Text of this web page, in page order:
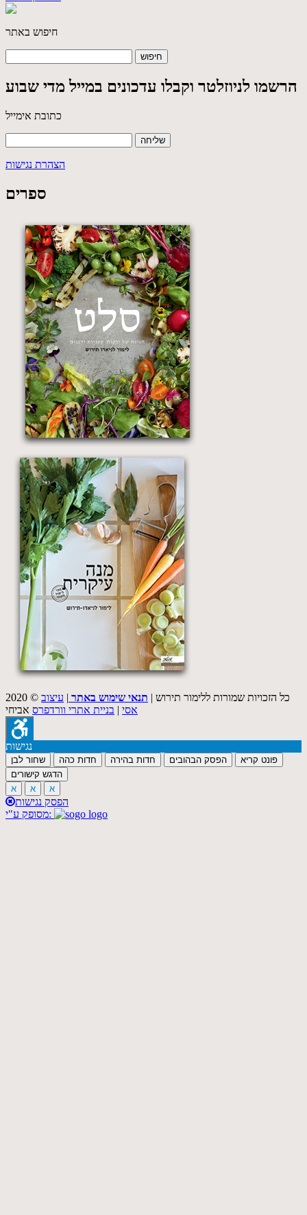
חיפוש באתר
הרשמו לניוזלטר וקבלו עדכונים במייל מדי שבוע
כתובת אימייל
הצהרת נגישות
ספרים
2020 © כל הזכויות שמורות ללימור תירוש | תנאי שימוש באתר | עיצוב
אסי | בניית אתרי וורדפרס אביחי
נגישות
שחור לבן חדות כהה חדות בהירה הפסק הבהובים
פונט קריא
הדגש קישורים
א
א א
הפסק נגישות
מסופק ע"י: